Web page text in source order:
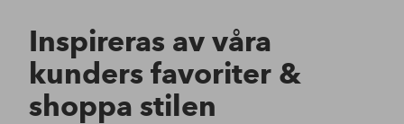
Inspireras av våra
kunders favoriter &
shoppa stilen